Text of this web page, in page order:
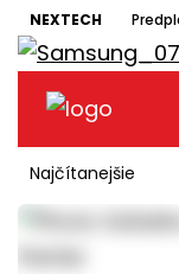
NEXTECH
Najčítanejšie